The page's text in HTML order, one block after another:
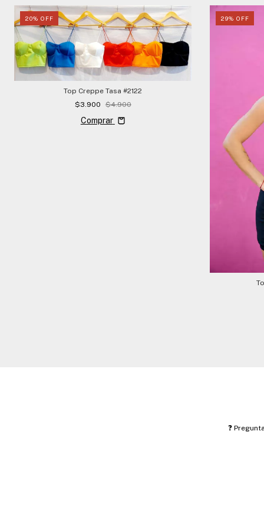
20% OFF
Top Creppe Tasa #2122
$3.900
$4.900
Comprar
29% OFF
❓